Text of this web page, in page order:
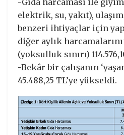
-Gıda harcaması ile
elektrik, su, yakıt),
benzeri ihtiyaçlar için
diğer aylık
(yoksulluk sınırı)
-Bekâr bir çalışanın
45.488,25 TL’ye yükseldi.